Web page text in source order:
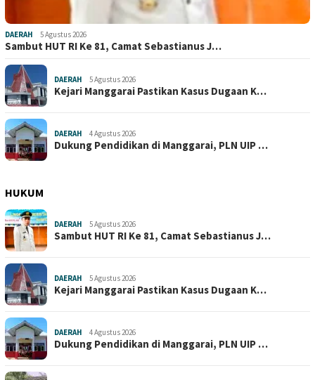
DAERAH 5 Agustus 2026
Sambut HUT RI Ke 81, Camat Sebastianus J…
DAERAH 5 Agustus 2026
Kejari Manggarai Pastikan Kasus Dugaan K…
DAERAH 4 Agustus 2026
Dukung Pendidikan di Manggarai, PLN UIP …
HUKUM
DAERAH 5 Agustus 2026
Sambut HUT RI Ke 81, Camat Sebastianus J…
DAERAH 5 Agustus 2026
Kejari Manggarai Pastikan Kasus Dugaan K…
DAERAH 4 Agustus 2026
Dukung Pendidikan di Manggarai, PLN UIP …